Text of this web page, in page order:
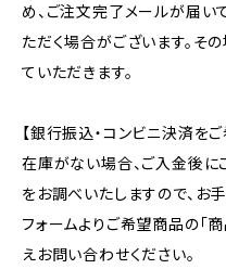
め、ご注文完了メールが届い
ただく場合がございます。そ
ていただきます。
【銀行振込・コンビニ決済を
在庫がない場合、ご入金後に
をお調べいたしますので、お
フォームよりご希望商品の「
えお問い合わせください。